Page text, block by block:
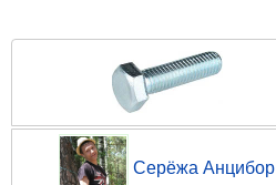
Серёжа Анцибор